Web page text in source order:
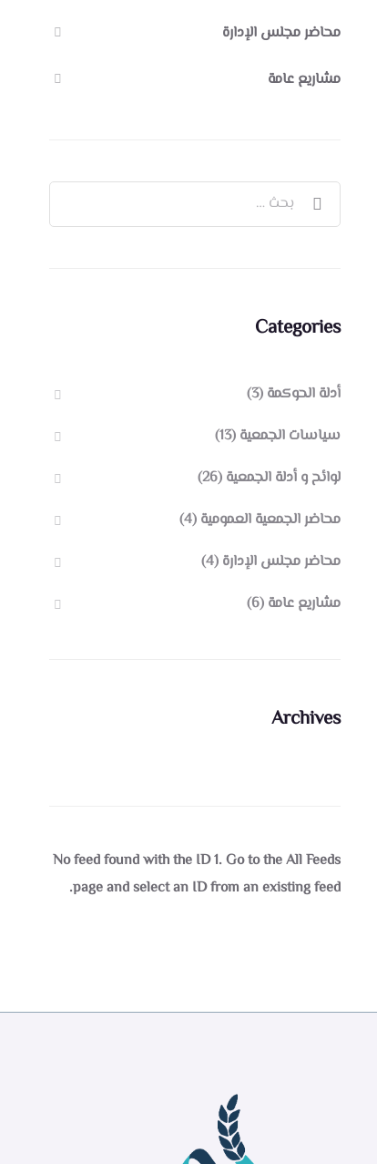
محاضر مجلس الإدارة
مشاريع عامة
Categories
أدلة الحوكمة (3)
سياسات الجمعية (13)
لوائح و أدلة الجمعية (26)
محاضر الجمعية العمومية (4)
محاضر مجلس الإدارة (4)
مشاريع عامة (6)
Archives
No feed found with the ID 1. Go to theAll Feeds
pageand select an ID from an existing feed.